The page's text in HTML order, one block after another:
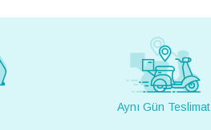
Aynı Gün Teslimat